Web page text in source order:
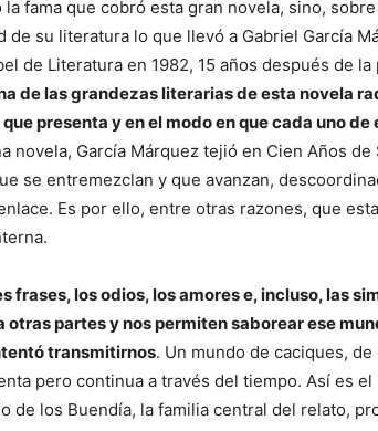
la fama que cobró esta gran novela, sino,
de su literatura lo que llevó a Gabriel García
de Literatura en 1982, 15 años después de
de las grandezas literarias de esta novela
presenta y en el modo en que cada uno
novela, García Márquez tejió en Cien Años
se entremezclan y que avanzan,
Es por ello, entre otras razones, que
frases, los odios, los amores e, incluso, las
otras partes y nos permiten saborear ese
transmitirnos. Un mundo de caciques,
pero continua a través del tiempo. Así es
de los Buendía, la familia central del relato,